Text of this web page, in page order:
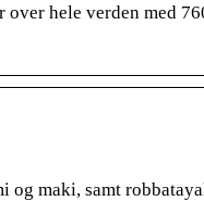
hele verden med
og maki, samt